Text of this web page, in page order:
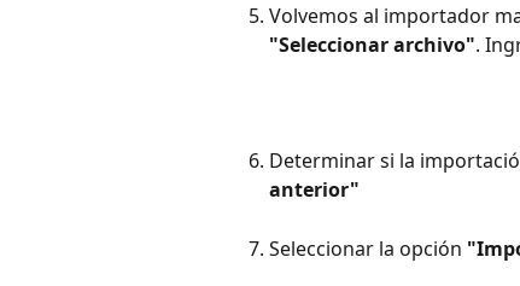
Volvemos al importador
"Seleccionar archivo".
Determinar si la
anterior"
Seleccionar la opción